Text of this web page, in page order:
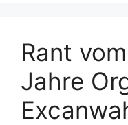
Rant
Jahre